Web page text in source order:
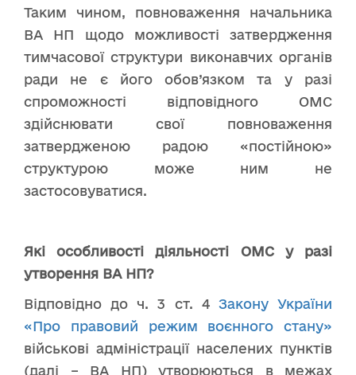
Таким чином, повноваження начальника
ВА НП щодо можливості затвердження
тимчасової структури виконавчих органів
ради не є його обов’язком та у разі
спроможності відповідного ОМС
здійснювати свої повноваження
затвердженою радою «постійною»
структурою може ним не
застосовуватися.
Які особливості діяльності ОМС у разі
утворення ВА НП?
Відповідно до ч. 3 ст. 4 Закону України
«Про правовий режим воєнного стану»
військові адміністрації населених пунктів
(далі – ВА НП) утворюються в межах